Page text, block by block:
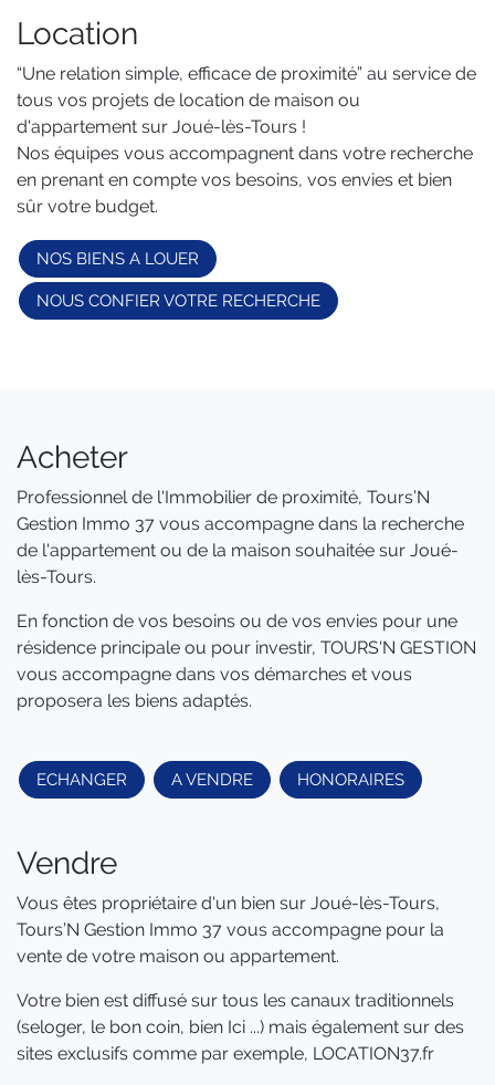
Location
“Une relation simple, efficace de proximité” au service de
tous vos projets de location de maison ou
d'appartement sur Joué-lès-Tours !
Nos équipes vous accompagnent dans votre recherche
en prenant en compte vos besoins, vos envies et bien
sûr votre budget.
NOS BIENS A LOUER
NOUS CONFIER VOTRE RECHERCHE
Acheter
Professionnel de l'Immobilier de proximité, Tours’N
Gestion Immo 37 vous accompagne dans la recherche
de l'appartement ou de la maison souhaitée sur Joué-
lès-Tours.
En fonction de vos besoins ou de vos envies pour une
résidence principale ou pour investir, TOURS'N GESTION
vous accompagne dans vos démarches et vous
proposera les biens adaptés.
ECHANGER A VENDRE HONORAIRES
Vendre
Vous êtes propriétaire d'un bien sur Joué-lès-Tours,
Tours’N Gestion Immo 37 vous accompagne pour la
vente de votre maison ou appartement.
Votre bien est diffusé sur tous les canaux traditionnels
(seloger, le bon coin, bien Ici ...) mais également sur des
sites exclusifs comme par exemple, LOCATION37.fr